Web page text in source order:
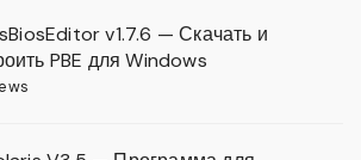
v1.7.6 — Скачать и
PBE для Windows